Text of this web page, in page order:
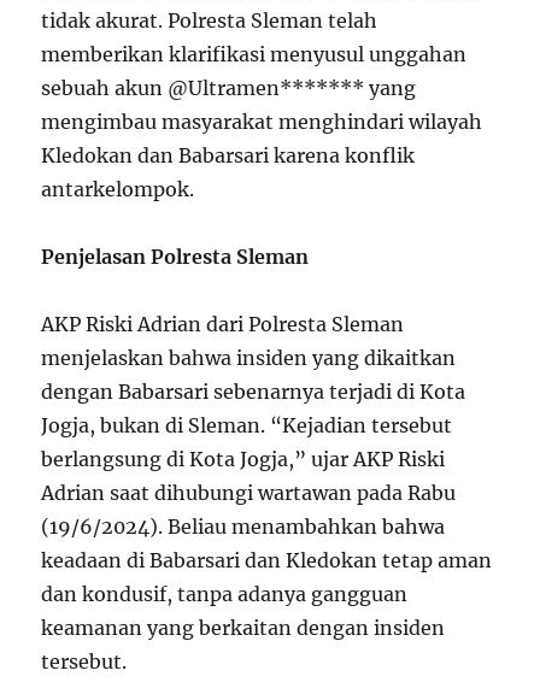
tidak akurat. Polresta Sleman telah
memberikan klarifikasi menyusul unggahan
sebuah akun @Ultramen******* yang
mengimbau masyarakat menghindari wilayah
Kledokan dan Babarsari karena konflik
antarkelompok.
Penjelasan Polresta Sleman
AKP Riski Adrian dari Polresta Sleman
menjelaskan bahwa insiden yang dikaitkan
dengan Babarsari sebenarnya terjadi di Kota
Jogja, bukan di Sleman. “Kejadian tersebut
berlangsung di Kota Jogja,” ujar AKP Riski
Adrian saat dihubungi wartawan pada Rabu
(19/6/2024). Beliau menambahkan bahwa
keadaan di Babarsari dan Kledokan tetap aman
dan kondusif, tanpa adanya gangguan
keamanan yang berkaitan dengan insiden
tersebut.